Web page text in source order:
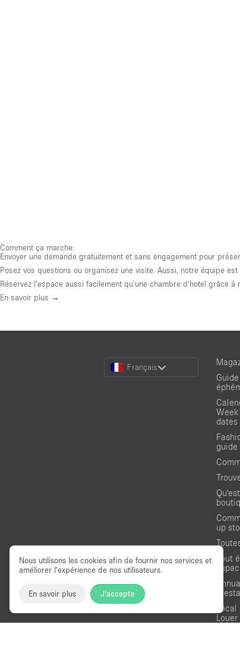
Nous utilisons les cookies afin de fournir nos services et
améliorer l’expérience de nos utilisateurs.
En savoir plus J'accepte
Comment ça marche:
Envoyer une demande gratuitement et sans engagement pour
Posez vos questions ou organisez une visite. Aussi, notre équipe est
Réservez l'espace aussi facilement qu'une chambre d'hotel grâce
En savoir plus →
Choose
Language
Français
dates
up
Tout
Louer